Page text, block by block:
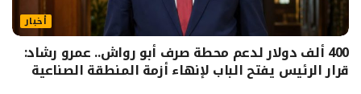
أخبار
400 ألف دولار لدعم محطة صرف أبو رواش.. عمرو رشاد:
قرار الرئيس يفتح الباب لإنهاء أزمة المنطقة الصناعية